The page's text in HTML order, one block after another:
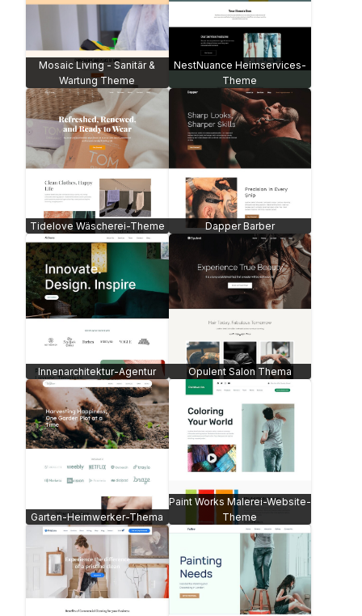
Mosaic Living - Sanitär &
Wartung Theme
NestNuance Heimservices-
Theme
Tidelove Wäscherei-Theme Dapper Barber
Innenarchitektur-Agentur Opulent Salon Thema
Garten-Heimwerker-Thema
Paint Works Malerei-Website-
Theme